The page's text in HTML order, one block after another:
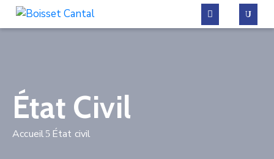
Vivre
Boisset
État Civil
Accueil État civil